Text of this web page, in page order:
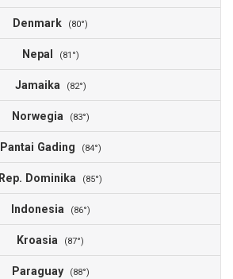
Denmark (80°)
Nepal (81°)
Jamaika (82°)
Norwegia (83°)
Pantai Gading (84°)
Rep. Dominika (85°)
Indonesia (86°)
Kroasia (87°)
Paraguay (88°)